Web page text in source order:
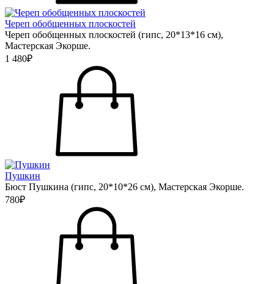
Череп обобщенных плоскостей
Череп обобщенных плоскостей (гипс, 20*13*16 см),
Мастерская Экорше.
1 480₽
Пушкин
Бюст Пушкина (гипс, 20*10*26 см), Мастерская Экорше.
780₽